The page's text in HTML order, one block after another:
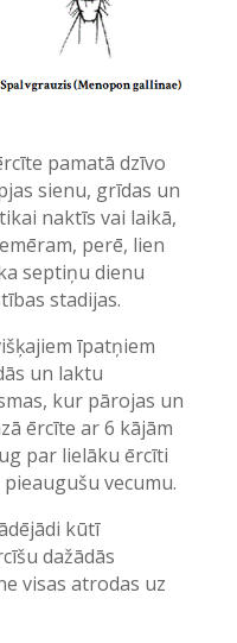
pamatā dzīvo
sienu, grīdas un
naktīs vai laikā,
perē, lien
septiņu dienu
stadijas.
īpatņiem
un laktu
kur pārojas un
ērcīte ar 6 kājām
par lielāku ērcīti
vecumu.
kūtī
dažādās
visas atrodas uz